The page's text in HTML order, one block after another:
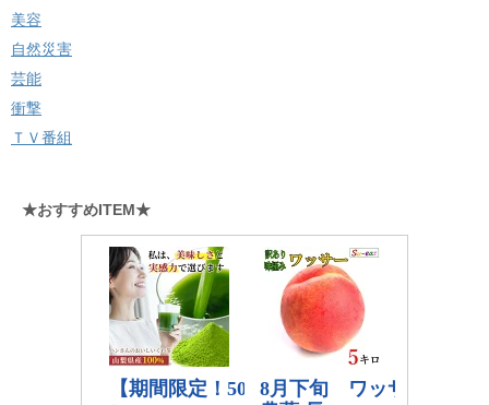
美容
自然災害
芸能
衝撃
ＴＶ番組
★おすすめITEM★